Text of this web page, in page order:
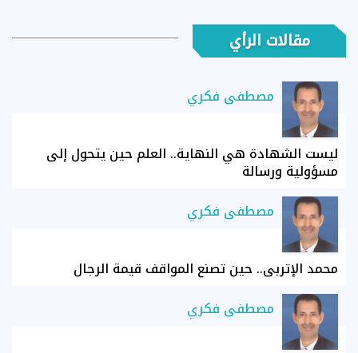
مقالات الرأي
مصطفى فكري
ليست الشهادة هي النهاية.. العلم حين يتحول إلى
مسؤولية ورسالة
مصطفى فكري
محمد الإتربي.. حين تصنع المواقف قيمة الرجال
مصطفى فكري